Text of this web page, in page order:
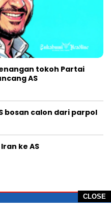
CLOSE
tokoh Partai
AS
bosan calon dari parpol
ke AS